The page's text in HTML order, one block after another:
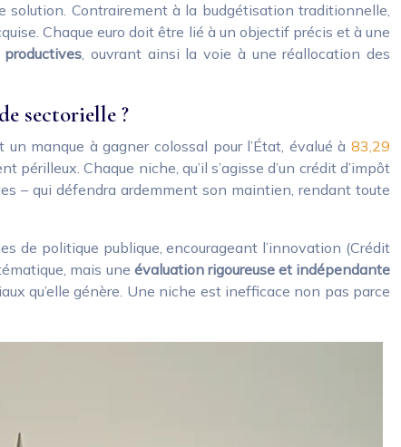
solution. Contrairement à la budgétisation traditionnelle,
Chaque euro doit être lié à un objectif précis et à une
, ouvrant ainsi la voie à une réallocation des
sectorielle ?
manque à gagner colossal pour l’État, évalué à 83,29
Chaque niche, qu’il s’agisse d’un crédit d’impôt
– qui défendra ardemment son maintien, rendant toute
de politique publique, encourageant l’innovation (Crédit
mais une évaluation rigoureuse et indépendante
qu’elle génère. Une niche est inefficace non pas parce